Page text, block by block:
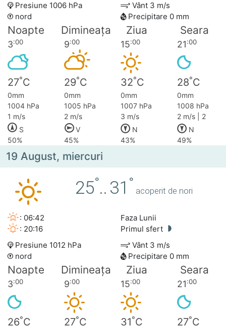
Presiune 1006 hPa
Vânt 3 m/s
nord
Precipitare 0 mm
Noapte Dimineața Ziua Seara
3:00 9:00 15:00 21:00
27°C 29°C 32°C 28°C
0mm 0mm 0mm
0mm
1004 hPa
1005 hPa 1007 hPa
1008 hPa
1 m/s
2 m/s 3 m/s
2 m/s | 2
S
V N
N
50%
45% 43% 49%
19 August, miercuri
25°.. 31 °
acoperit de nori
: 06:42
: 20:16
Faza Lunii
Primul sfert
Presiune 1012 hPa
Vânt 3 m/s
nord
Precipitare 0 mm
Noapte Dimineața Ziua Seara
3:00 9:00 15:00 21:00
26°C 27°C 31°C 27°C